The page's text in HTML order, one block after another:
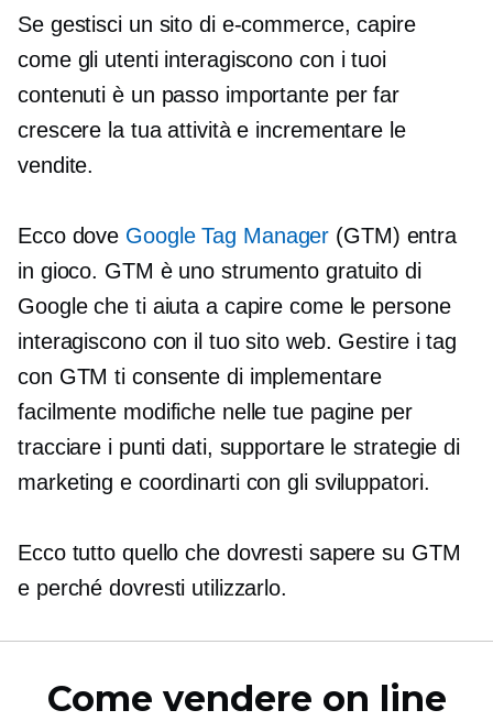
Se gestisci un sito di e-commerce, capire
come gli utenti interagiscono con i tuoi
contenuti è un passo importante per far
crescere la tua attività e incrementare le
vendite.
Ecco dove Google Tag Manager (GTM) entra
in gioco. GTM è uno strumento gratuito di
Google che ti aiuta a capire come le persone
interagiscono con il tuo sito web. Gestire i tag
con GTM ti consente di implementare
facilmente modifiche nelle tue pagine per
tracciare i punti dati, supportare le strategie di
marketing e coordinarti con gli sviluppatori.
Ecco tutto quello che dovresti sapere su GTM
e perché dovresti utilizzarlo.
Come vendere on line